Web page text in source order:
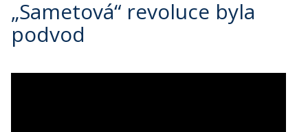
„Sametová“ revoluce byla
podvod